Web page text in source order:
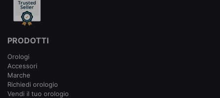
PRODOTTI
Orologi
Accessori
Marche
Richiedi orologio
Vendi il tuo orologio